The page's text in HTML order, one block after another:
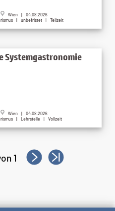
Wien | 04.08.2026
| unbefristet | Teilzeit
Systemgastronomie
Wien | 04.08.2026
| Lehrstelle | Vollzeit
1